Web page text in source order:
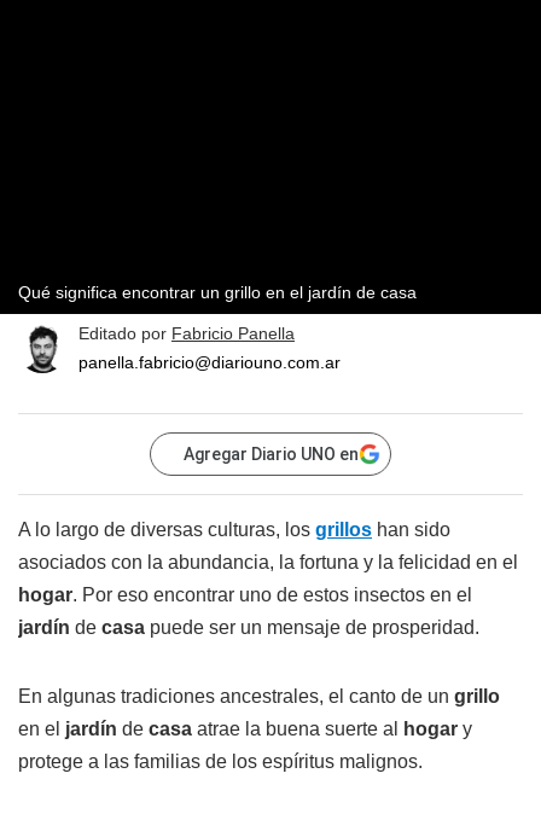
Qué significa encontrar un grillo en el jardín de casa
Editado por Fabricio Panella
panella.fabricio@diariouno.com.ar
Agregar Diario UNO en
A lo largo de diversas culturas, los grillos han sido
asociados con la abundancia, la fortuna y la felicidad en el
hogar. Por eso encontrar uno de estos insectos en el
jardín de casa puede ser un mensaje de prosperidad.
En algunas tradiciones ancestrales, el canto de un grillo
en el jardín de casa atrae la buena suerte al hogar y
protege a las familias de los espíritus malignos.